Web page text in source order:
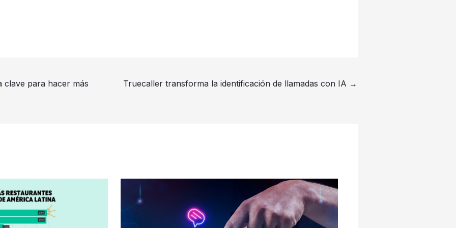
clave para hacer más Truecaller transforma la identificación de llamadas con IA →